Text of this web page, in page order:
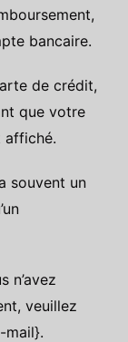
bancaire.
de crédit,
que votre
affiché.
souvent un
n’avez
veuillez
mail}.